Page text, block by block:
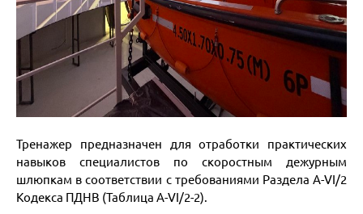
Тренажер предназначен для отработки практических
навыков специалистов по скоростным дежурным
шлюпкам в соответствии с требованиями Раздела A-VI/2
Кодекса ПДНВ (Таблица A-VI/2-2).